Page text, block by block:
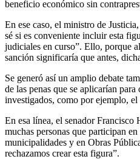
beneficio económico sin
En ese caso, el ministro de
sé si es conveniente incluir esta
judiciales en curso”. Ello, porque
sanción significaría que antes,
Se generó así un amplio debate
de las penas que se aplicarían para
investigados, como por ejemplo,
En esa línea, el senador
muchas personas que participan
municipalidades y en Obras
rechazamos crear esta figura”.